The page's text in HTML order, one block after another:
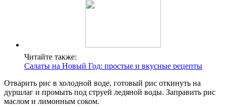
Читайте также:
Салаты на Новый Год: простые и вкусные рецепты
Отварить рис в холодной воде, готовый рис откинуть на
дуршлаг и промыть под струей ледяной воды. Заправить рис
маслом и лимонным соком.